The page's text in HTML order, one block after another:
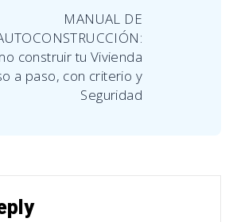
MANUAL DE
construir tu Vivienda
a paso, con criterio y
Seguridad